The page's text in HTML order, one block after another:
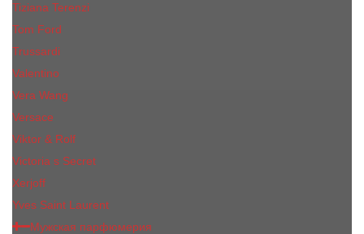
Tiziana Terenzi
Tom Ford
Trussardi
Valentino
Vera Wang
Versace
Viktor & Rolf
Victoria s Secret
Xerjoff
Yves Saint Laurent
Мужская парфюмерия